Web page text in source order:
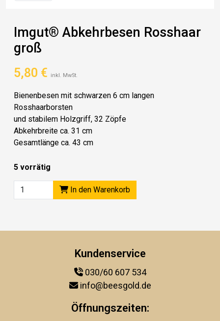
Imgut® Abkehrbesen Rosshaar
groß
5,80 € inkl. MwSt.
Bienenbesen mit schwarzen 6 cm langen
Rosshaarborsten
und stabilem Holzgriff, 32 Zöpfe
Abkehrbreite ca. 31 cm
Gesamtlänge ca. 43 cm
5 vorrätig
In den Warenkorb
Kundenservice
030/60 607 534
info@beesgold.de
Öffnungszeiten: